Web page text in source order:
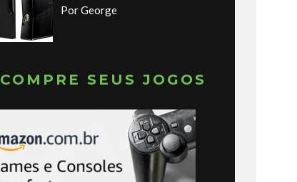
Por George
COMPRE SEUS JOGOS